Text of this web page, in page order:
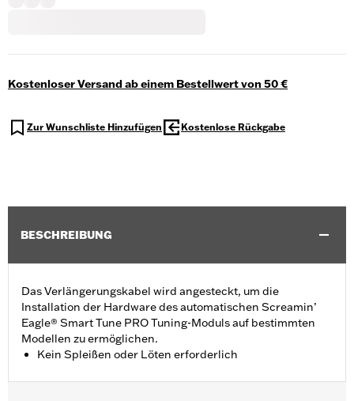
Kostenloser Versand ab einem Bestellwert von 50 €
Zur Wunschliste Hinzufügen Kostenlose Rückgabe
BESCHREIBUNG
Das Verlängerungskabel wird angesteckt, um die
Installation der Hardware des automatischen Screamin’
Eagle® Smart Tune PRO Tuning-Moduls auf bestimmten
Modellen zu ermöglichen.
Kein Spleißen oder Löten erforderlich